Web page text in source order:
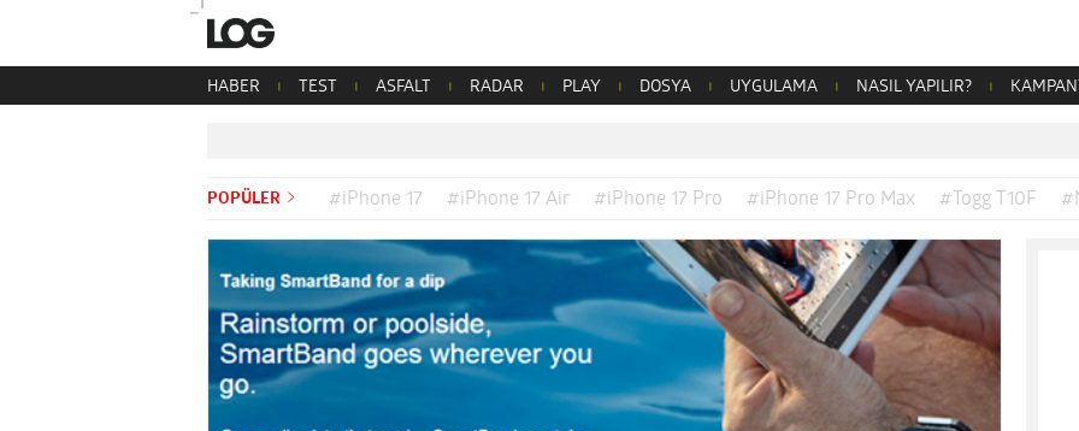
HABER TEST ASFALT RADAR PLAY DOSYA UYGULAMA NASIL YAPILIR?
POPÜLER #iPhone 17 #iPhone 17 Air #iPhone 17 Pro #iPhone 17 Pro Max #Togg T10F